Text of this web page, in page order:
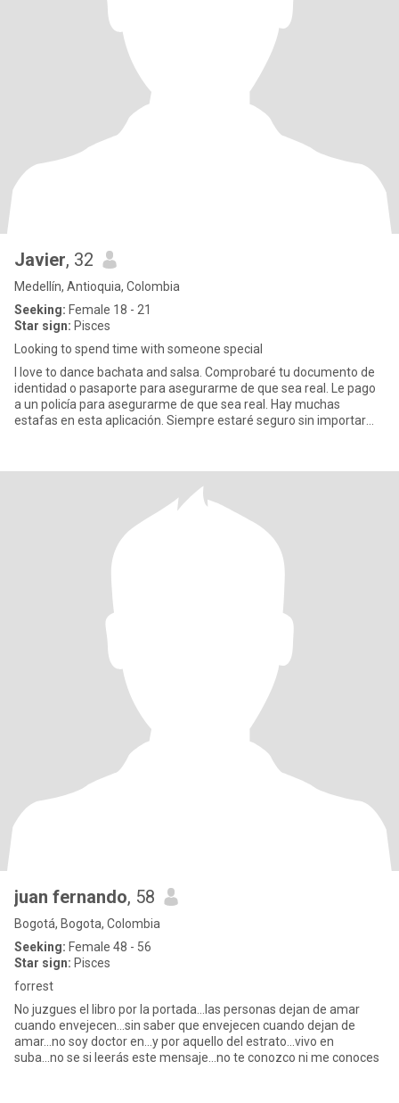
Javier, 32
Medellín, Antioquia, Colombia
Seeking: Female 18 - 21
Star sign: Pisces
Looking to spend time with someone special
I love to dance bachata and salsa. Comprobaré tu documento de
identidad o pasaporte para asegurarme de que sea real. Le pago
a un policía para asegurarme de que sea real. Hay muchas
estafas en esta aplicación. Siempre estaré seguro sin importar
juan fernando, 58
Bogotá, Bogota, Colombia
Seeking: Female 48 - 56
Star sign: Pisces
forrest
No juzgues el libro por la portada...las personas dejan de amar
cuando envejecen...sin saber que envejecen cuando dejan de
amar...no soy doctor en...y por aquello del estrato...vivo en
suba...no se si leerás este mensaje...no te conozco ni me conoces